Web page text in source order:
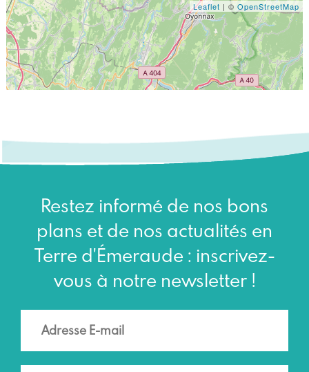
Leaflet | ©OpenStreetMap
Restez informé de nos bons
plans et de nos actualités en
Terre d'Émeraude : inscrivez-
vous à notre newsletter !